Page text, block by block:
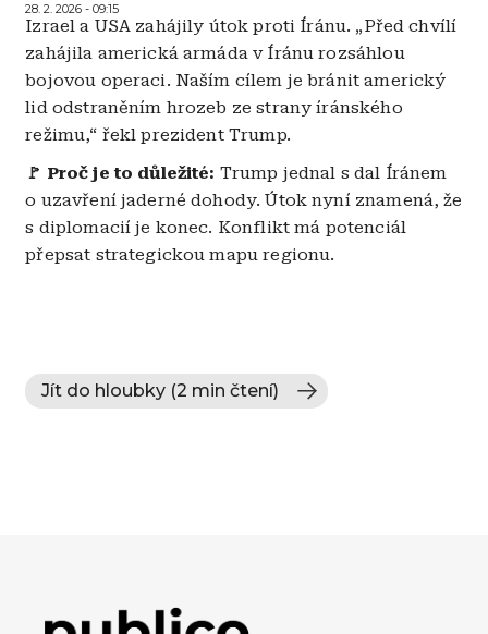
28. 2. 2026 - 09:15
Izrael a USA zahájily útok proti Íránu. „Před chvílí
zahájila americká armáda v Íránu rozsáhlou
bojovou operaci. Naším cílem je bránit americký
lid odstraněním hrozeb ze strany íránského
režimu,“ řekl prezident Trump.
🚩 Proč je to důležité: Trump jednal s dal Íránem
o uzavření jaderné dohody. Útok nyní znamená, že
s diplomacií je konec. Konflikt má potenciál
přepsat strategickou mapu regionu.
Jít do hloubky (2 min čtení)